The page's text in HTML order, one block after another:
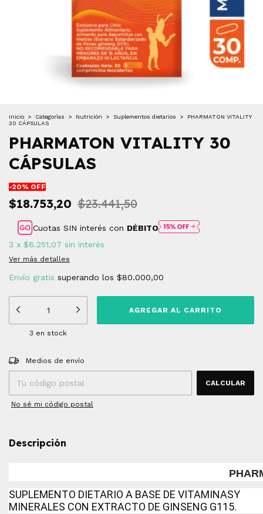
Inicio > Categorìas > Nutrición > Suplementos dietarios >
PHARMATON VITALITY
30 CÁPSULAS
PHARMATON VITALITY 30
CÁPSULAS
-20% OFF
$18.753,20 $23.441,50
Cuotas SIN interés con DÉBITO
3 x $6.251,07 sin interés
Ver más detalles
Envío gratis superando los $80.000,00
3 en stock
Entregas para el CP:
Medios de envío
CALCULAR
No sé mi código postal
Descripción
SUPLEMENTO DIETARIO A BASE DE VITAMINASY
MINERALES CON EXTRACTO DE GINSENG G115.